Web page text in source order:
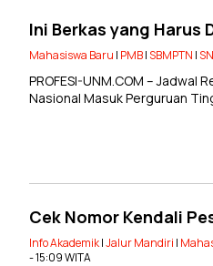
Ini Berkas yang Harus
Mahasiswa Baru | PMB|SBMPTN |
PROFESI-UNM.COM – Jadwal
Nasional Masuk Perguruan
Cek Nomor Kendali
Info Akademik|Jalur Mandiri |
- 15:09 WITA